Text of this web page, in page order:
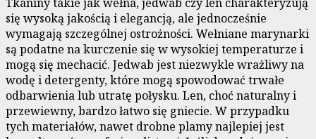
Tkaniny takie jak wełna, jedwab czy len charakteryzują
się wysoką jakością i elegancją, ale jednocześnie
wymagają szczególnej ostrożności. Wełniane marynarki
są podatne na kurczenie się w wysokiej temperaturze i
mogą się mechacić. Jedwab jest niezwykle wrażliwy na
wodę i detergenty, które mogą spowodować trwałe
odbarwienia lub utratę połysku. Len, choć naturalny i
przewiewny, bardzo łatwo się gniecie. W przypadku
tych materiałów, nawet drobne plamy najlepiej jest